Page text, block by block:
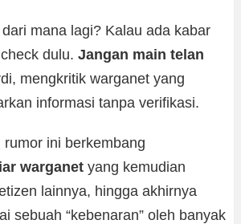
mana lagi? Kalau ada kabar
dulu. Jangan main telan
mengkritik warganet yang
informasi tanpa verifikasi.
ini berkembang
warganet yang kemudian
lainnya, hingga akhirnya
sebuah “kebenaran” oleh banyak